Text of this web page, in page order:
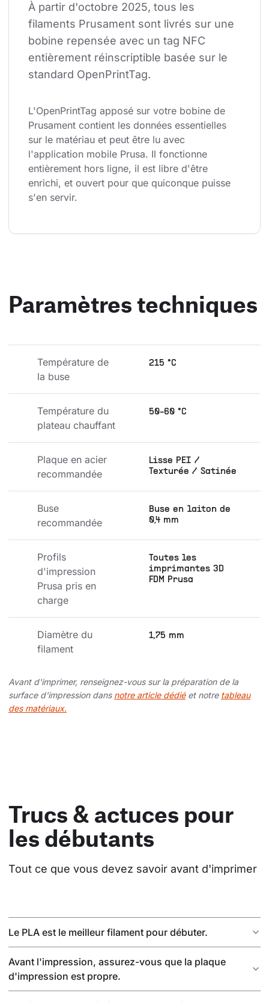
À partir d'octobre 2025, tous les
filaments Prusament sont livrés sur une
bobine repensée avec un tag NFC
entièrement réinscriptible basée sur le
standard OpenPrintTag.
L'OpenPrintTag apposé sur votre bobine de
Prusament contient les données essentielles
sur le matériau et peut être lu avec
l'application mobile Prusa. Il fonctionne
entièrement hors ligne, il est libre d'être
enrichi, et ouvert pour que quiconque puisse
s'en servir.
Paramètres techniques
Température de
la buse
215 °C
Température du
plateau chauffant
50-60 °C
Plaque en acier
recommandée
Lisse PEI /
Texturée / Satinée
Buse
recommandée
Buse en laiton de
0,4 mm
Profils
d'impression
Prusa pris en
charge
Toutes les
imprimantes 3D
FDM Prusa
Diamètre du
filament
1,75 mm
Avant d'imprimer, renseignez-vous sur la préparation de la
surface d'impression dans notre article dédiéet notre tableau
des matériaux.
Trucs & actuces pour
les débutants
Tout ce que vous devez savoir avant d'imprimer
Le PLA est le meilleur filament pour débuter.
Avant l'impression, assurez-vous que la plaque
d'impression est propre.